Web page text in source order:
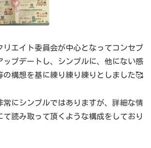
リエイト委員会が中心となってコンセプ
ップデートし、シンプルに、他にない感
の構想を基に練り練り練りとしました🥰
常にシンプルではありますが、詳細な情
て読み取って頂くような構成をしており